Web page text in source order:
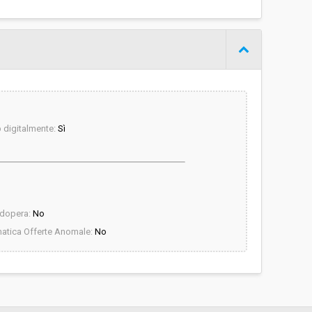
digitalmente: Sì
No
Offerte Anomale: No